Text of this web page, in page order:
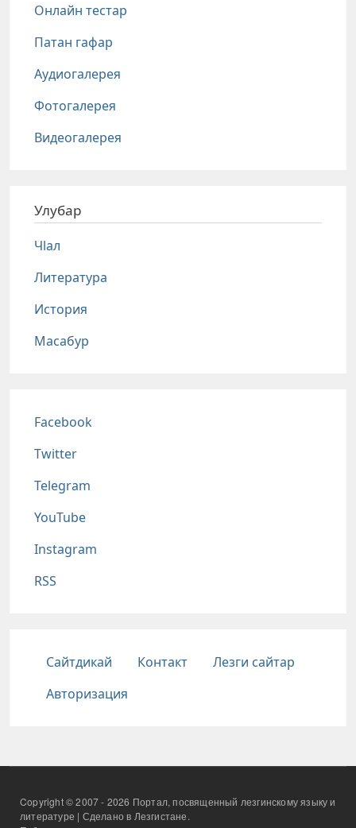
Онлайн тестар
Патан гафар
Аудиогалерея
Фотогалерея
Видеогалерея
Улубар
Чlал
Литература
История
Масабур
Соц сети
Facebook
Twitter
Telegram
YouTube
Instagram
RSS
Подвал
Сайтдикай Контакт
Лезги сайтар
Авторизация
Copyright © 2007 - 2026 Портал, посвященный лезгинскому языку и
литературе | Сделано в Лезгистане.